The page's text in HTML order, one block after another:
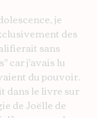
je
des
sans
car j'avais lu
du pouvoir.
dans le livre sur
de Joëlle de